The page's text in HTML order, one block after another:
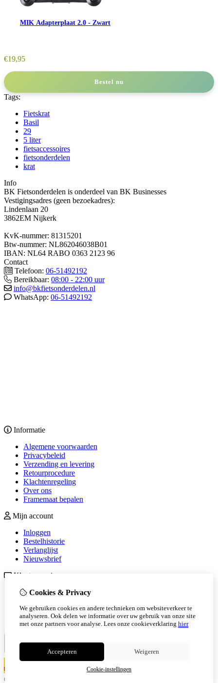
MIK Adapterplaat 2.0 - Zwart
€19,95
Bestel nu
Tags:
Fietskrat
Basil
29
5 liter
fietsaccessoires
fietsonderdelen
krat
Info
BK Fietsonderdelen is onderdeel van BK Businesses
Vestigingsadres (geen bezoekadres):
Lindenlaan 20
3862EM Nijkerk
KvK-nummer: 81315201
Btw-nummer: NL862046038B01
IBAN: NL64 RABO 0363 2123 96
Contact
Telefoon: 06-51492192
Bereikbaar: 08:00 - 22:00 uur
info@bkfietsonderdelen.nl
WhatsApp: 06-51492192
Informatie
Algemene voorwaarden
Privacybeleid
Verzending en levering
Retourprocedure
Klachtenregeling
Over ons
Framemaat bepalen
Mijn account
Inloggen
Bestelhistorie
Verlanglijst
Nieuwsbrief
Klantenservice
Contact
Sitemap
Veelgestelde vragen
© Copyright 2026
Cookies & Privacy
We gebruiken cookies en andere technieken om websiteverkeer te
analyseren. Ook delen we informatie over uw gebruik van onze site
met onze partners voor analyse. Lees onze cookieverklaring hier
Accepteren Weigeren
Cookie-instellingen